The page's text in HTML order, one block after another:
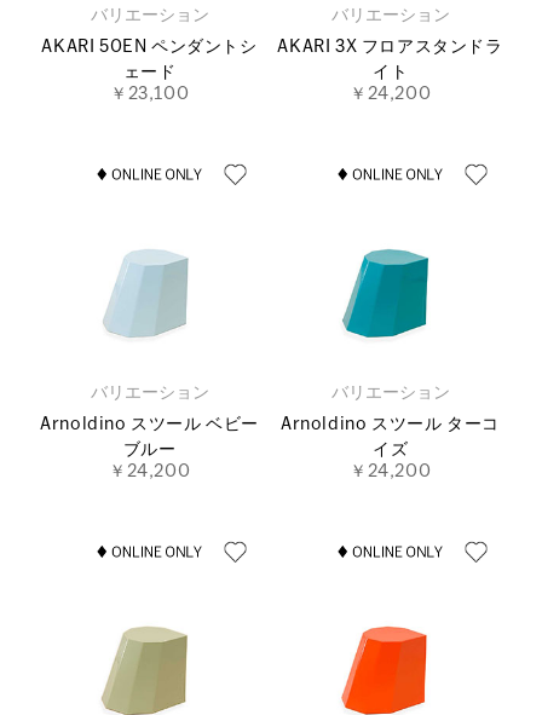
バリエーション
AKARI 50EN ペンダントシ
ェード
￥23,100
バリエーション
AKARI 3X フロアスタンドラ
イト
￥24,200
バリエーション
Arnoldino スツール ベビー
ブルー
￥24,200
バリエーション
Arnoldino スツール ターコ
イズ
￥24,200